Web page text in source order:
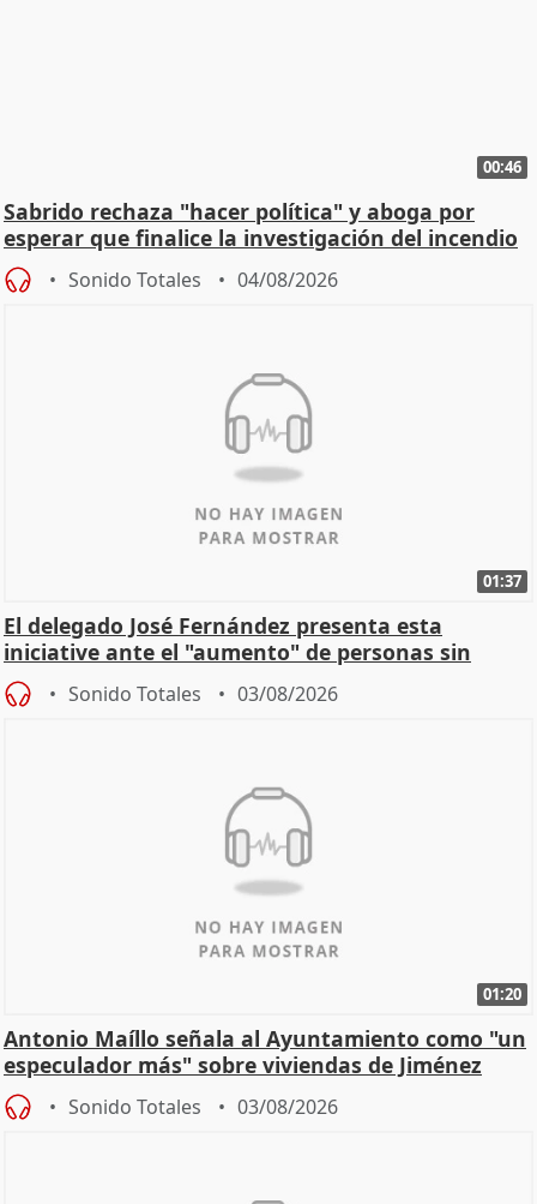
00:46
Sabrido rechaza "hacer política" y aboga por
esperar que finalice la investigación del incendio
Sonido Totales 04/08/2026
01:37
El delegado José Fernández presenta esta
iniciative ante el "aumento" de personas sin
hogar en Madri
Sonido Totales 03/08/2026
01:20
Antonio Maíllo señala al Ayuntamiento como "un
especulador más" sobre viviendas de Jiménez
Becerril
Sonido Totales 03/08/2026